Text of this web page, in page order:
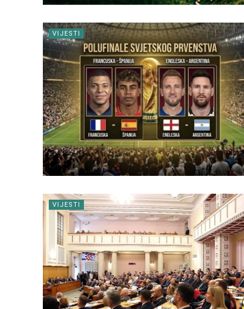
VIJESTI
VIJESTI